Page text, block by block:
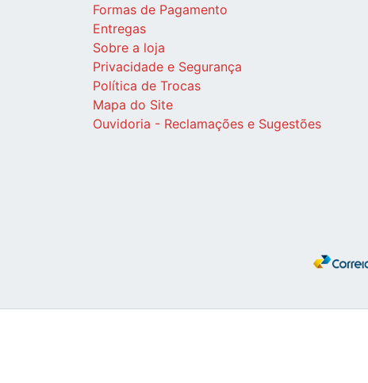
Formas de Pagamento
Entregas
Sobre a loja
Privacidade e Segurança
Política de Trocas
Mapa do Site
Ouvidoria - Reclamações e Sugestões